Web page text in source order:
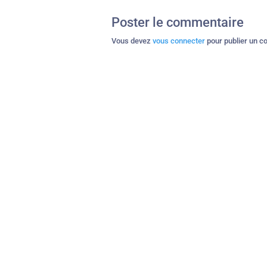
Poster le commentaire
Vous devez vous connecter pour publier un